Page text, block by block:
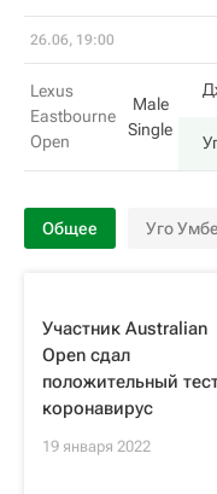
26.06, 19:00
Lexus
Eastbourne
Open
Male
Single
Общее Уго
Участник Australian
Open сдал
положительный
коронавирус
19 января 2022